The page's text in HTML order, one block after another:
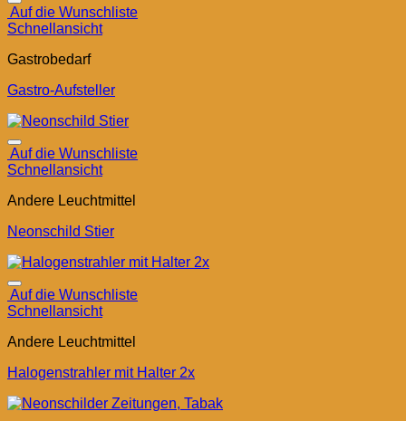
Auf die Wunschliste
Schnellansicht
Gastrobedarf
Gastro-Aufsteller
Auf die Wunschliste
Schnellansicht
Andere Leuchtmittel
Neonschild Stier
Auf die Wunschliste
Schnellansicht
Andere Leuchtmittel
Halogenstrahler mit Halter 2x